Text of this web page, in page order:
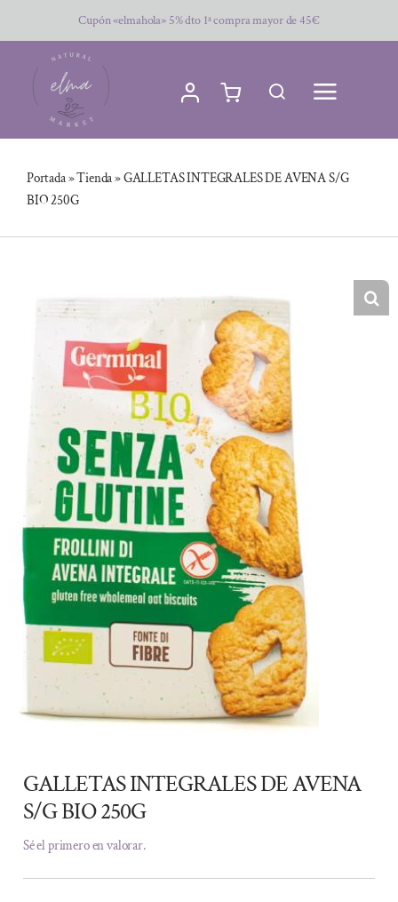
al
contenido
Cupón «elmahola» 5% dto 1ª compra mayor de 45€
Portada»Tienda»GALLETAS INTEGRALES DE AVENA S/G
BIO 250G
GALLETAS INTEGRALES DE AVENA
S/G BIO 250G
Sé el primero en valorar.